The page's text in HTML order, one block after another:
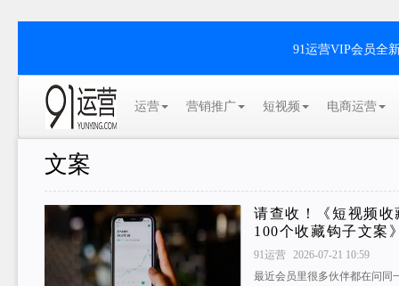
91运营VIP会员全
运营 营销推广 短视频 电商运营
文案
请查收！《短视频
100个收藏钩子文案
91运营 2026-07-21 10:59
最近会员里很多伙伴都在问同